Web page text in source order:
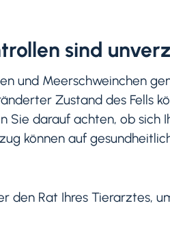
sind
und Meerschweinchen
Zustand des Fells
Sie darauf achten, ob sich
können auf
den Rat Ihres Tierarztes,